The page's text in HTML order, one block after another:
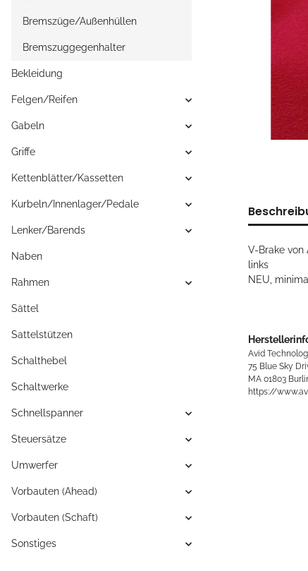
V-Brake von
links
NEU,
Avid
75 Blue Sky
MA 01803
https://
Bremszüge/Außenhüllen
Bremszuggegenhalter
Bekleidung
Felgen/Reifen
Gabeln
Griffe
Kettenblätter/Kassetten
Kurbeln/Innenlager/Pedale
Lenker/Barends
Naben
Rahmen
Sättel
Sattelstützen
Schalthebel
Schaltwerke
Schnellspanner
Steuersätze
Umwerfer
Vorbauten (Ahead)
Vorbauten (Schaft)
Sonstiges